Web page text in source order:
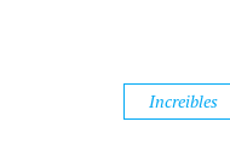
Increibles